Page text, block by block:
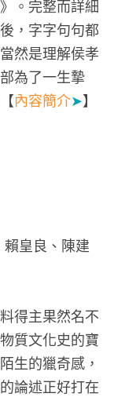
。完整而詳細
，字字句句都
然是理解侯孝
為了一生摯
內容簡介➤】
皇良、陳建
得主果然名不
質文化史的寶
生的獵奇感，
論述正好打在